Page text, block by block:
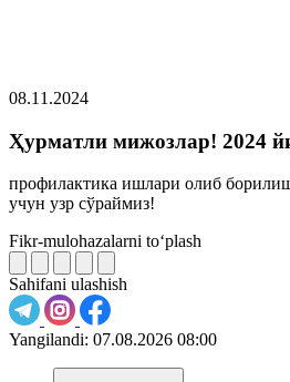
08.11.2024
Ҳурматли мижозлар! 2024
профилактика ишлари олиб
учун узр сўраймиз!
Fikr-mulohazalarni to‘plash
Sahifani ulashish
Yangilandi: 07.08.2026 08:00